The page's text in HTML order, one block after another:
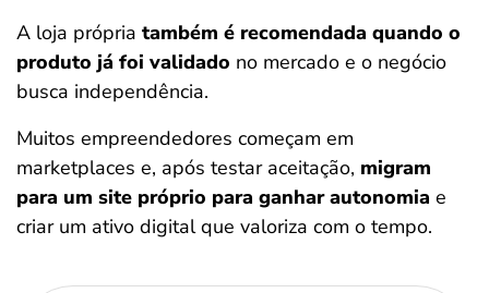
A loja própria também é recomendada quando o
produto já foi validado no mercado e o negócio
busca independência.
Muitos empreendedores começam em
marketplaces e, após testar aceitação, migram
para um site próprio para ganhar autonomia e
criar um ativo digital que valoriza com o tempo.